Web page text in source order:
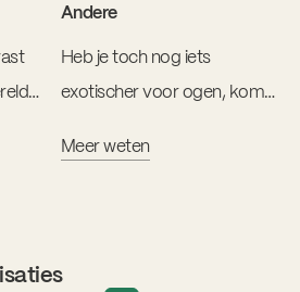
Andere
Heb je toch nog iets
exotischer voor ogen, kom
Meer weten